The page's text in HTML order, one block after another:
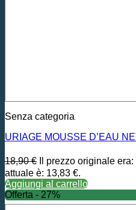
Senza categoria
URIAGE MOUSSE D’EAU
18,90€ Il prezzo originale
attuale è: 13,83 €.
Aggiungi al carrello
Offerta - 27%